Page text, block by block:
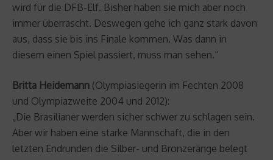
wird für die DFB-Elf. Bisher haben sie mich aber noch
immer überrascht. Deswegen gehe ich ganz stark davon
aus, dass sie bis ins Finale kommen. Was dann in
diesem einen Spiel passiert, muss man sehen.“
Britta Heidemann (Olympiasiegerin im Fechten 2008
und Olympiazweite 2004 und 2012):
„Die Brasilianer werden sicher schwer zu schlagen sein.
Aber wir haben eine starke Mannschaft, die in den
letzten Endrunden die Silber- und Bronzeränge belegt